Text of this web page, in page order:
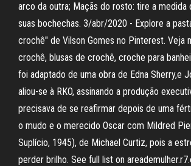
arco da outra; Maçãs do rosto: tire a medida
suas bochechas. 3/abr/2020 - Explore a
crochê" de Vilson Gomes no Pinterest. Veja
crochê, blusas de crochê, croche para
foi adaptado de uma obra de Edna Sherry,e
aliou-se à RKO, assinando a produção
precisava de se reafirmar depois de uma
o mudo e o merecido Oscar com Mildred
Suplício, 1945), de Michael Curtiz, pois a
perder brilho. See full list on